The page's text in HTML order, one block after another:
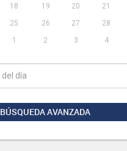
18 19 20 21
25 26 27 28
1 2 3 4
BÚSQUEDA AVANZADA